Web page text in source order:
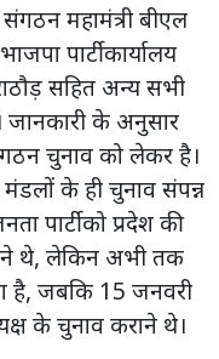
संगठन महामंत्री बीएल
पार्टी कार्यालय
सहित अन्य सभी
के अनुसार
चुनाव को लेकर है।
के ही चुनाव संपन्न
पार्टी को प्रदेश की
थे, लेकिन अभी तक
है, जबकि 15 जनवरी
के चुनाव कराने थे।